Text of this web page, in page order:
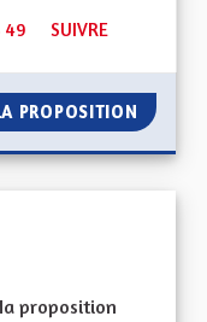
49 49 ABONNÉS
SUIVRE
PROPOSITION
proposition